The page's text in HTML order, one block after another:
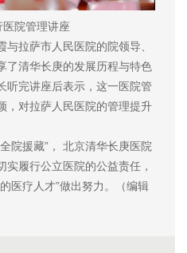
医院管理讲座
拉萨市人民医院的院领导、
了清华长庚的发展历程与特色
听完讲座后表示，这一医院管
，对拉萨人民医院的管理提升
援藏”， 北京清华长庚医院
履行公立医院的公益责任，
医疗人才”做出努力。（编辑